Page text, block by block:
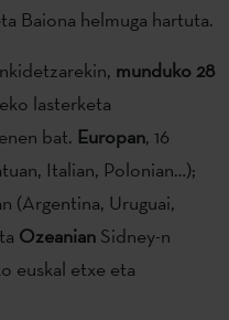
Baiona helmuga hartuta.
munduko 28
lasterketa
bat. Europan, 16
Italian, Polonian…);
(Argentina, Uruguai,
Ozeanian Sidney-n
euskal etxe eta